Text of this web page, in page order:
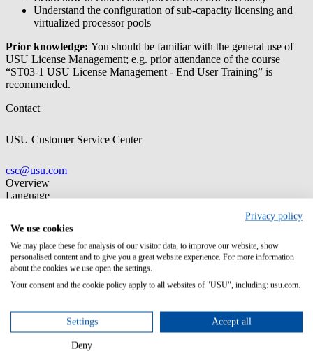
Understand the configuration of sub-capacity licensing and
virtualized processor pools
Prior knowledge: You should be familiar with the general use of
USU License Management; e.g. prior attendance of the course
“ST03-1 USU License Management - End User Training” is
recommended.
Contact
USU Customer Service Center
csc@usu.com
Overview
Language
Germany (Headquarter)
Spitalhof
71696 Möglingen
Tel.:+49 7141 4867-0
Privacy policy
We use cookies
We may place these for analysis of our visitor data, to improve our website, show
personalised content and to give you a great website experience. For more information
about the cookies we use open the settings.
Your consent and the cookie policy apply to all websites of "USU", including: usu.com.
Settings Accept all
Deny